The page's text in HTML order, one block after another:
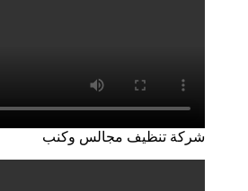
شركة تنظيف مجالس وكنب